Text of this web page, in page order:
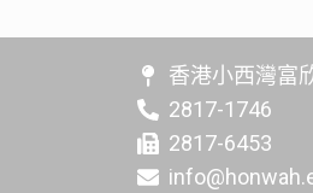
香港小西灣富
2817-1746
2817-6453